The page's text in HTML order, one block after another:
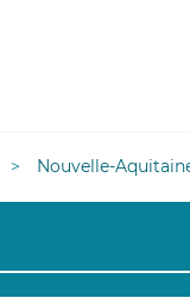
Nouvelle-